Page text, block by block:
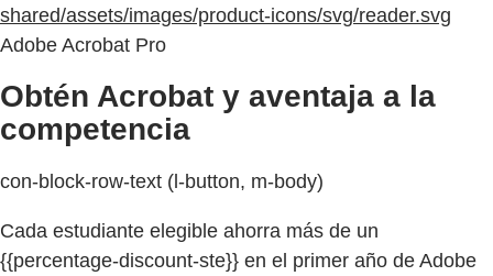
shared/assets/images/product-icons/svg/reader.svg
Adobe Acrobat Pro
Obtén Acrobat y aventaja a la
competencia
con-block-row-text (l-button, m-body)
Cada estudiante elegible ahorra más de un
{{percentage-discount-ste}} en el primer año de Adobe